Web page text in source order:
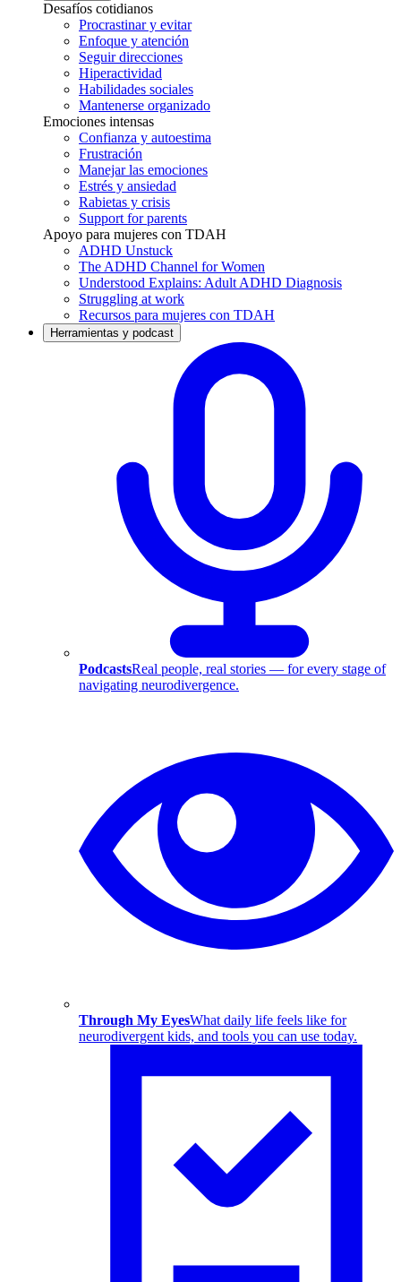
Desafíos cotidianos
Procrastinar y evitar
Enfoque y atención
Seguir direcciones
Hiperactividad
Habilidades sociales
Mantenerse organizado
Emociones intensas
Confianza y autoestima
Frustración
Manejar las emociones
Estrés y ansiedad
Rabietas y crisis
Support for parents
Apoyo para mujeres con TDAH
ADHD Unstuck
The ADHD Channel for Women
Understood Explains: Adult ADHD Diagnosis
Struggling at work
Recursos para mujeres con TDAH
Herramientas y podcast
PodcastsReal people, real stories — for every stage of
navigating neurodivergence.
Through My EyesWhat daily life feels like for
neurodivergent kids, and tools you can use today.